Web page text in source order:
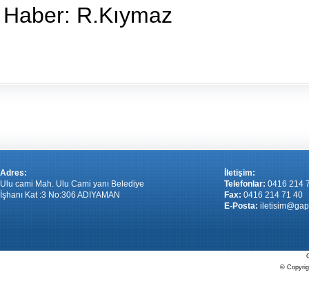
Haber: R.Kıymaz
Adres:
Ulu cami Mah. Ulu Cami yanı Belediye
İşhanı Kat :3 No:306 ADIYAMAN
İletişim:
Telefonlar: 0416 214
Fax: 0416 214 71 40
E-Posta:
©